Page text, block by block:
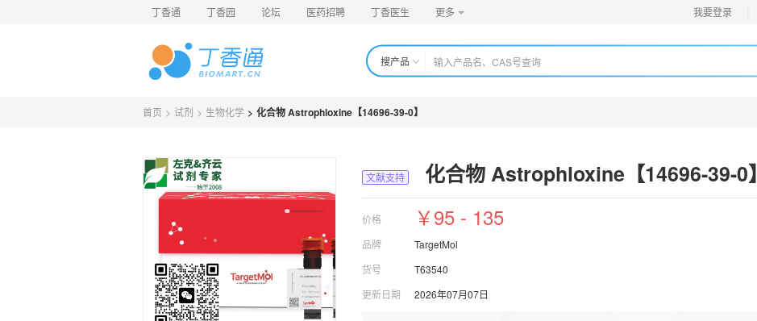
丁香通 丁香园 论坛 医药招聘 丁香医生 更多 我要登录
搜产品
首页 > 试剂 > 生物化学 > 化合物 Astrophloxine【14696-39-0】
文献支持 化合物 Astrophloxine【14696-39-0】
价格 ￥95 - 135
品牌
TargetMol
货号
T63540
更新日期
2026年07月07日